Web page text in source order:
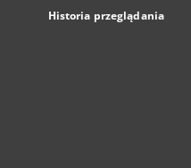
Historia przeglądania